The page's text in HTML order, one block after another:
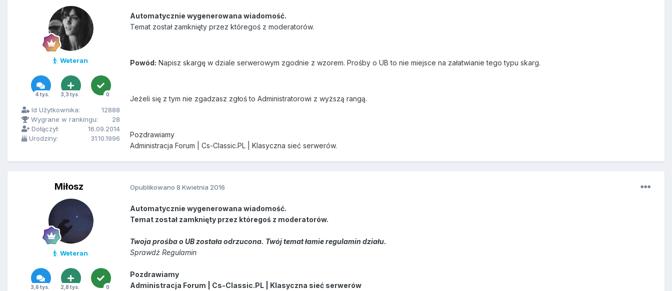
Weteran
4 tys. 3,3 tys. 0
Id Użytkownika:
12888
Wygrane w rankingu:
28
Dołączył:
16.09.2014
Urodziny:
31.10.1996
Automatycznie wygenerowana wiadomość.
Temat został zamknięty przez któregoś z moderatorów.
Powód: Napisz skargę w dziale serwerowym zgodnie z wzorem. Prośby o UB to nie miejsce na załatwianie tego typu skarg.
Jeżeli się z tym nie zgadzasz zgłoś to Administratorowi z wyższą rangą.
Pozdrawiamy
Administracja Forum | Cs-Classic.PL | Klasyczna sieć serwerów.
Miłosz
Weteran
3,6 tys. 2,8 tys. 0
Opublikowano 8 Kwietnia 2016
Automatycznie wygenerowana wiadomość.
Temat został zamknięty przez któregoś z moderatorów.
Twoja prośba o UB została odrzucona. Twój temat łamie regulamin działu.
Sprawdź Regulamin
Pozdrawiamy
Administracja Forum | Cs-Classic.PL | Klasyczna sieć serwerów